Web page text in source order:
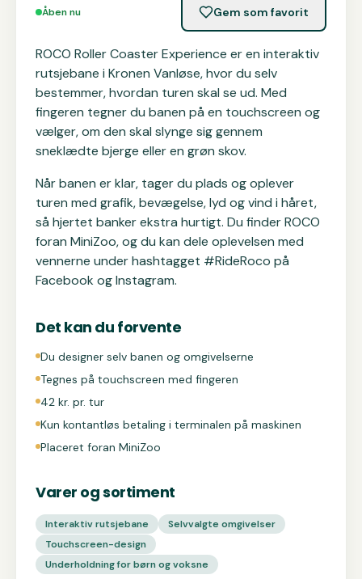
Åben nu Gem som favorit
ROCO Roller Coaster Experience er en interaktiv
rutsjebane i Kronen Vanløse, hvor du selv
bestemmer, hvordan turen skal se ud. Med
fingeren tegner du banen på en touchscreen og
vælger, om den skal slynge sig gennem
sneklædte bjerge eller en grøn skov.
Når banen er klar, tager du plads og oplever
turen med grafik, bevægelse, lyd og vind i håret,
så hjertet banker ekstra hurtigt. Du finder ROCO
foran MiniZoo, og du kan dele oplevelsen med
vennerne under hashtagget #RideRoco på
Facebook og Instagram.
Det kan du forvente
Du designer selv banen og omgivelserne
Tegnes på touchscreen med fingeren
42 kr. pr. tur
Kun kontantløs betaling i terminalen på maskinen
Placeret foran MiniZoo
Varer og sortiment
Interaktiv rutsjebane
Selvvalgte omgivelser
Touchscreen-design
Underholdning for børn og voksne